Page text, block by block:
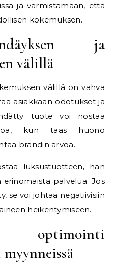
ja varmistamaan, että
kokemuksen.
ja
välillä
välillä on vahva
asiakkaan odotukset ja
tuote voi nostaa
kun taas huono
brändin arvoa.
luksustuotteen, hän
palvelua. Jos
se voi johtaa negatiivisiin
heikentymiseen.
optimointi